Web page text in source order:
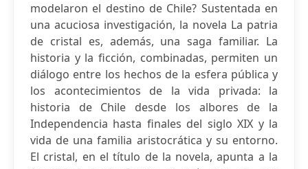
modelaron el destino de Chile? Sustentada en
una acuciosa investigación, la novela La patria
de cristal es, además, una saga familiar. La
historia y la ficción, combinadas, permiten un
diálogo entre los hechos de la esfera pública y
los acontecimientos de la vida privada: la
historia de Chile desde los albores de la
Independencia hasta finales del siglo XIX y la
vida de una familia aristocrática y su entorno.
El cristal, en el título de la novela, apunta a la